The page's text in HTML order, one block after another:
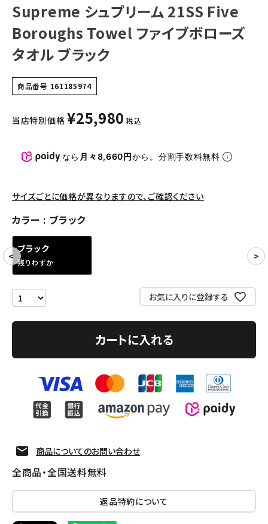
キャップ・ハット
ニット帽・ビーニー
その他バッグ類
スニーカー・ブーツ
COLLABORATION BRAND
SEASON
CONTENTS
ACCOUNT MENU
ようこそ ゲスト 様
person
Follow us
Supreme シュプリーム 21SS Five
Boroughs Towel ファイブボローズ
タオル ブラック
商品番号 161185974
当店特別価格 ¥25,980 税込
なら 月々8,660円から。分割手数料無料
サイズごとに価格が異なりますので、ご確認ください
カラー ブラック
ブラック
残りわずか
お気に入りに登録する
カートに入れる
商品についてのお問い合わせ
全商品・全国送料無料
返品特約について